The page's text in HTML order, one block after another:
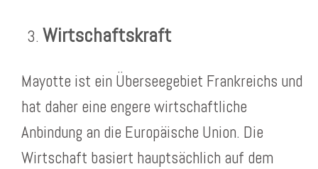
Wirtschaftskraft
Mayotte ist ein Überseegebiet Frankreichs und
hat daher eine engere wirtschaftliche
Anbindung an die Europäische Union. Die
Wirtschaft basiert hauptsächlich auf dem